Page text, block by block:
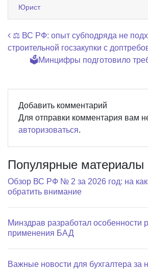
Юрист
Навигация по
⚖️ ВС РФ: опыт субподряда не
строительной госзакупки с
🗳Минцифры подготовило
Добавить комментарий
Для отправки комментария вам
авторизоваться.
Популярные материалы
Обзор ВС РФ № 2 за 2026 год: на
обратить внимание
Минздрав разработал особенности
применения БАД
Важные новости для бухгалтера за